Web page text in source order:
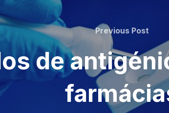
Previous
Previous Post
de